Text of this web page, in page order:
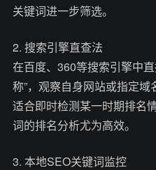
关键词进一步筛选。
2. 搜索引擎直查法
在百度、360等搜索引擎中
称”，观察自身网站或指定
适合即时检测某一时期排名
词的排名分析尤为高效。
3. 本地SEO关键词监控